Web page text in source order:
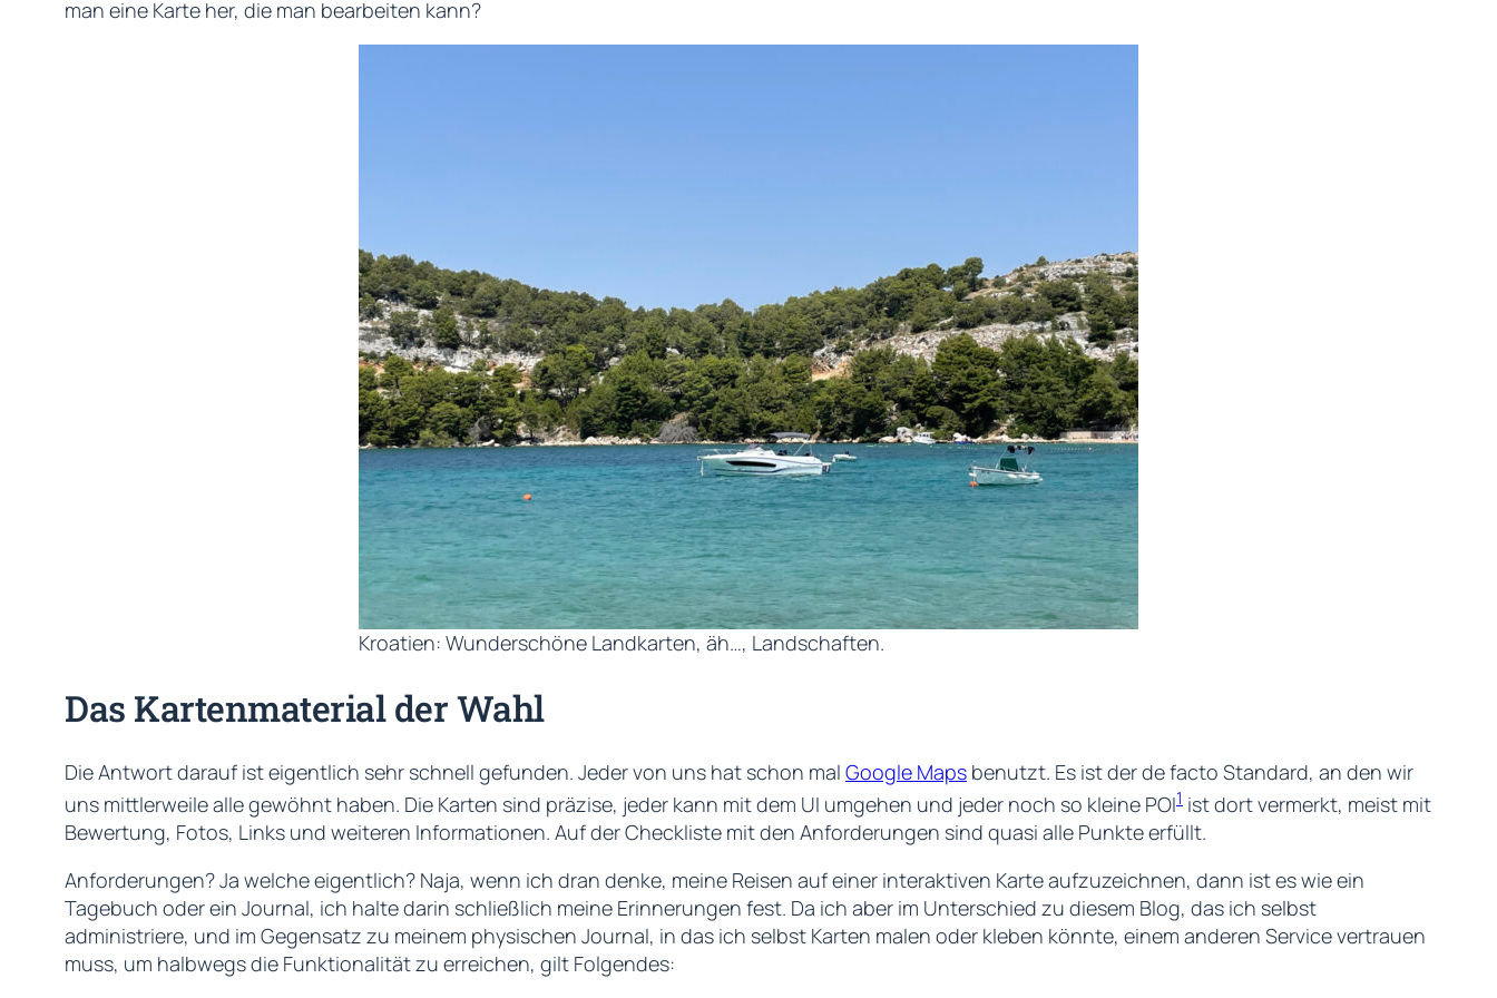
man eine Karte her, die man bearbeiten kann?
Kroatien: Wunderschöne Landkarten, äh…, Landschaften.
Das Kartenmaterial der Wahl
Die Antwort darauf ist eigentlich sehr schnell gefunden. Jeder von uns hat schon mal Google Maps benutzt. Es ist der de facto Standard, an den wir
uns mittlerweile alle gewöhnt haben. Die Karten sind präzise, jeder kann mit dem UI umgehen und jeder noch so kleine POI1 ist dort vermerkt, meist mit
Bewertung, Fotos, Links und weiteren Informationen. Auf der Checkliste mit den Anforderungen sind quasi alle Punkte erfüllt.
Anforderungen? Ja welche eigentlich? Naja, wenn ich dran denke, meine Reisen auf einer interaktiven Karte aufzuzeichnen, dann ist es wie ein
Tagebuch oder ein Journal, ich halte darin schließlich meine Erinnerungen fest. Da ich aber im Unterschied zu diesem Blog, das ich selbst
administriere, und im Gegensatz zu meinem physischen Journal, in das ich selbst Karten malen oder kleben könnte, einem anderen Service vertrauen
muss, um halbwegs die Funktionalität zu erreichen, gilt Folgendes: